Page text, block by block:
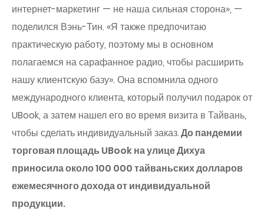
интернет-маркетинг — не наша сильная сторона», —
поделился Вэнь-Тин. «Я также предпочитаю
практическую работу, поэтому мы в основном
полагаемся на сарафанное радио, чтобы расширить
нашу клиентскую базу». Она вспомнила одного
международного клиента, который получил подарок от
UBook, а затем нашел его во время визита в Тайвань,
чтобы сделать индивидуальный заказ.До пандемии
торговая площадь UBook на улице Дихуа
приносила около 100 000 тайваньских долларов
ежемесячного дохода от индивидуальной
продукции.